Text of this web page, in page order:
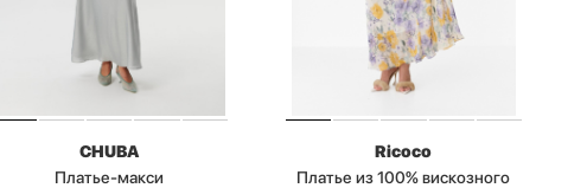
CHUBA
Платье-макси
Ricoco
Платье из 100% вискозного